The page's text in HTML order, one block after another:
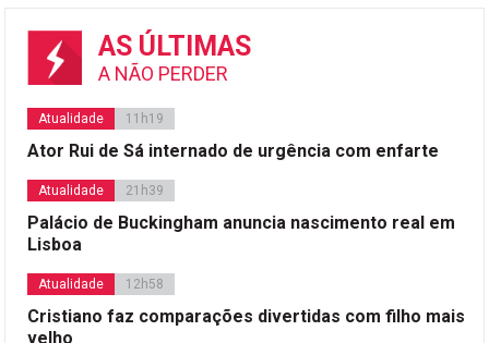
AS ÚLTIMAS
A NÃO PERDER
Atualidade 11h19
Ator Rui de Sá internado de urgência com enfarte
Atualidade 21h39
Palácio de Buckingham anuncia nascimento real em
Lisboa
Atualidade 12h58
Cristiano faz comparações divertidas com filho mais
velho